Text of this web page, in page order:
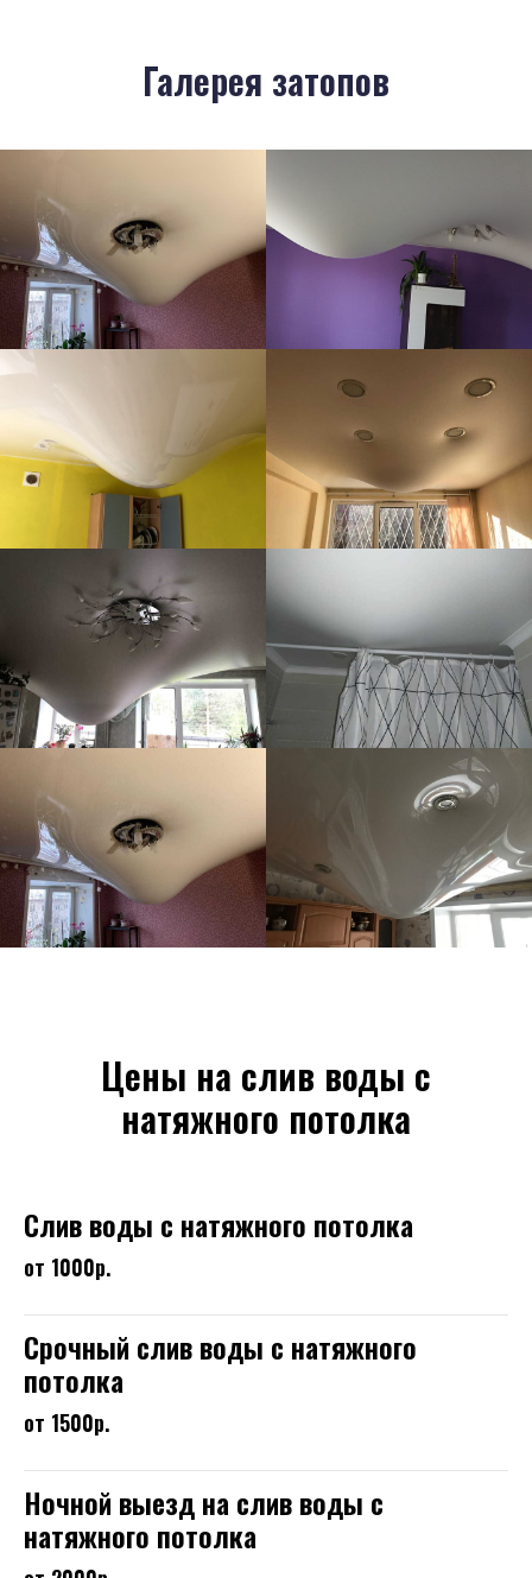
Галерея затопов
Цены на слив воды с
натяжного потолка
Слив воды с натяжного потолка
от 1000р.
Срочный слив воды с натяжного
потолка
от 1500р.
Ночной выезд на слив воды с
натяжного потолка